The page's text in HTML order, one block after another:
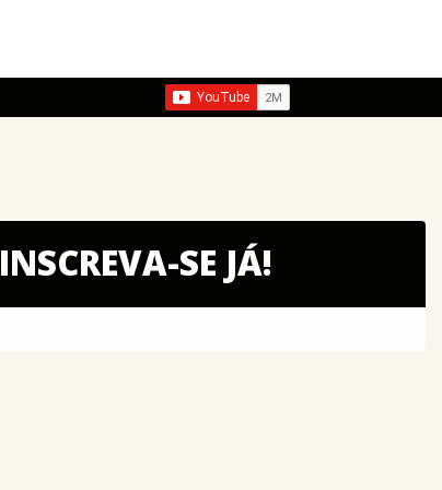
INSCREVA-SE JÁ!